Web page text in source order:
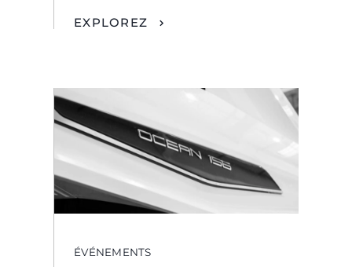
EXPLOREZ
ÉVÉNEMENTS